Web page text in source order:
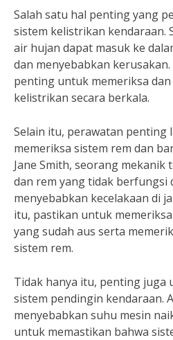
Salah satu hal penting yang
sistem kelistrikan kendaraan.
air hujan dapat masuk ke
dan menyebabkan
penting untuk memeriksa
kelistrikan secara berkala.
Selain itu, perawatan penting
memeriksa sistem rem dan
Jane Smith, seorang mekanik
dan rem yang tidak berfungsi
menyebabkan kecelakaan di
itu, pastikan untuk
yang sudah aus serta
sistem rem.
Tidak hanya itu, penting juga
sistem pendingin kendaraan.
menyebabkan suhu mesin
untuk memastikan bahwa